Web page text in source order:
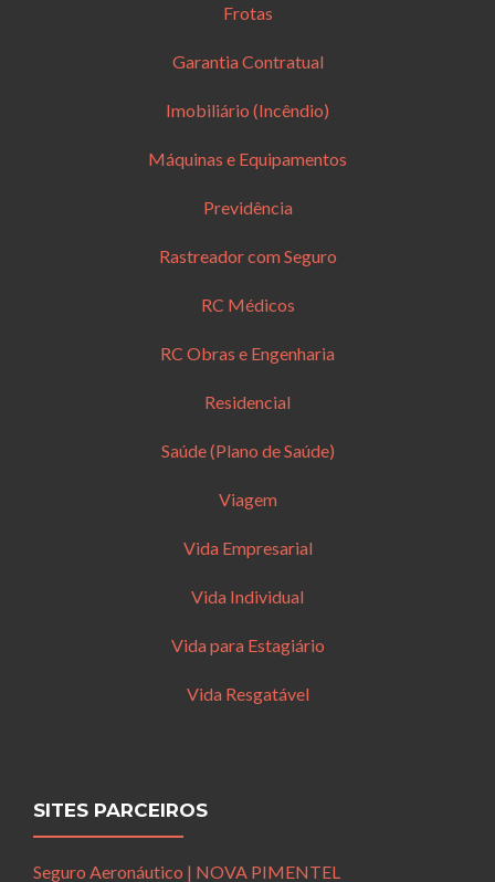
Frotas
Garantia Contratual
Imobiliário (Incêndio)
Máquinas e Equipamentos
Previdência
Rastreador com Seguro
RC Médicos
RC Obras e Engenharia
Residencial
Saúde (Plano de Saúde)
Viagem
Vida Empresarial
Vida Individual
Vida para Estagiário
Vida Resgatável
SITES PARCEIROS
Seguro Aeronáutico | NOVA PIMENTEL